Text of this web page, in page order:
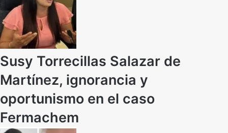
Susy Torrecillas Salazar de
Martínez, ignorancia y
oportunismo en el caso
Fermachem